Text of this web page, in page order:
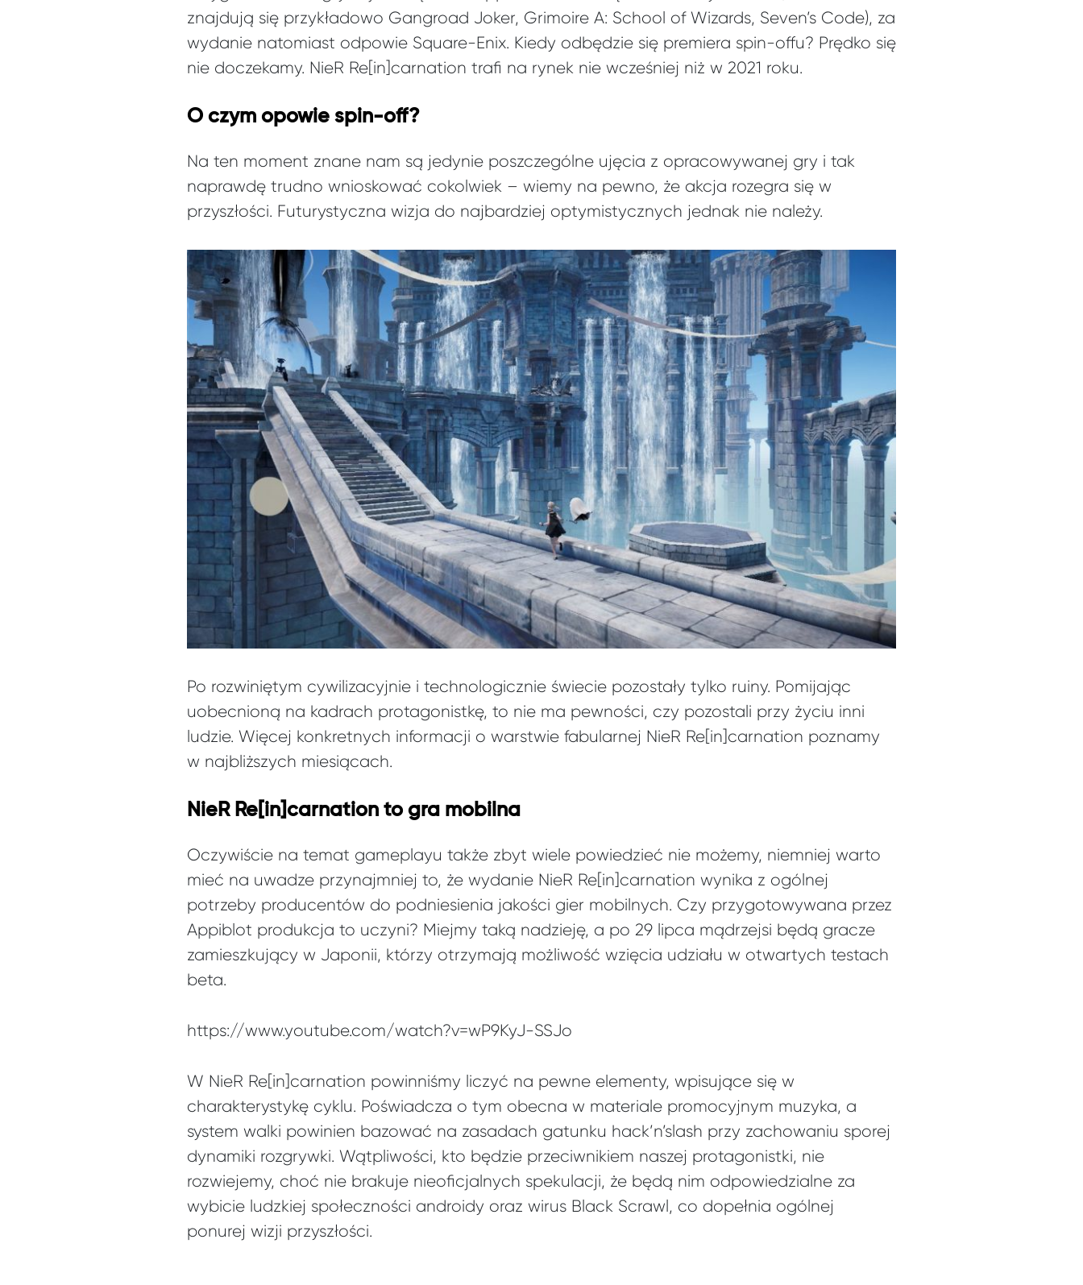
znajdują się przykładowo Gangroad Joker, Grimoire A: School of Wizards, Seven’s Code), za
wydanie natomiast odpowie Square-Enix. Kiedy odbędzie się premiera spin-offu? Prędko się
nie doczekamy. NieR Re[in]carnation trafi na rynek nie wcześniej niż w 2021 roku.
O czym opowie spin-off?
Na ten moment znane nam są jedynie poszczególne ujęcia z opracowywanej gry i tak
naprawdę trudno wnioskować cokolwiek – wiemy na pewno, że akcja rozegra się w
przyszłości. Futurystyczna wizja do najbardziej optymistycznych jednak nie należy.
Po rozwiniętym cywilizacyjnie i technologicznie świecie pozostały tylko ruiny. Pomijając
uobecnioną na kadrach protagonistkę, to nie ma pewności, czy pozostali przy życiu inni
ludzie. Więcej konkretnych informacji o warstwie fabularnej NieR Re[in]carnation poznamy
w najbliższych miesiącach.
NieR Re[in]carnation to gra mobilna
Oczywiście na temat gameplayu także zbyt wiele powiedzieć nie możemy, niemniej warto
mieć na uwadze przynajmniej to, że wydanie NieR Re[in]carnation wynika z ogólnej
potrzeby producentów do podniesienia jakości gier mobilnych. Czy przygotowywana przez
Appiblot produkcja to uczyni? Miejmy taką nadzieję, a po 29 lipca mądrzejsi będą gracze
zamieszkujący w Japonii, którzy otrzymają możliwość wzięcia udziału w otwartych testach
beta.
https://www.youtube.com/watch?v=wP9KyJ-SSJo
W NieR Re[in]carnation powinniśmy liczyć na pewne elementy, wpisujące się w
charakterystykę cyklu. Poświadcza o tym obecna w materiale promocyjnym muzyka, a
system walki powinien bazować na zasadach gatunku hack’n’slash przy zachowaniu sporej
dynamiki rozgrywki. Wątpliwości, kto będzie przeciwnikiem naszej protagonistki, nie
rozwiejemy, choć nie brakuje nieoficjalnych spekulacji, że będą nim odpowiedzialne za
wybicie ludzkiej społeczności androidy oraz wirus Black Scrawl, co dopełnia ogólnej
ponurej wizji przyszłości.